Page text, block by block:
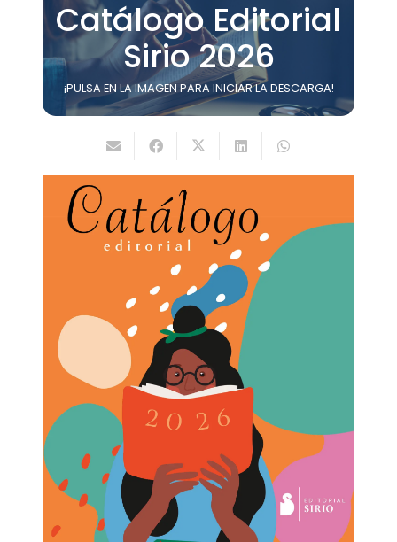
Catálogo Editorial
Sirio 2026
¡PULSA EN LA IMAGEN PARA INICIAR LA DESCARGA!